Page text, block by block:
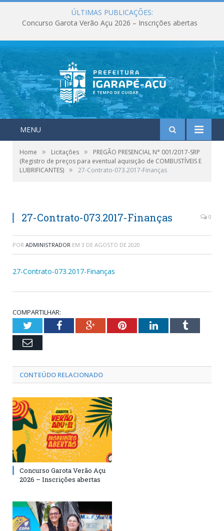
ÚLTIMAS PUBLICAÇÕES:
Concurso Garota Verão Açu 2026 – Inscrições abertas
MENU
Home » Licitações »
PREGÃO PRESENCIAL N° 001/2017-SRP
(Registro de preços para eventual aquisição de COMBUSTÍVEIS E
LUBRIFICANTES) » 27-Contrato-073.2017-Finanças
27-Contrato-073.2017-Finanças 0
POR ADMINISTRADOR EM 3 DE AGOSTO DE 2020
27-Contrato-073.2017-Finanças
COMPARTILHAR:
TwitterFacebookGoogle+PinterestLinkedInTumblr
Email
CONTEÚDO RELACIONADO
Concurso Garota Verão Açu
2026 – Inscrições abertas